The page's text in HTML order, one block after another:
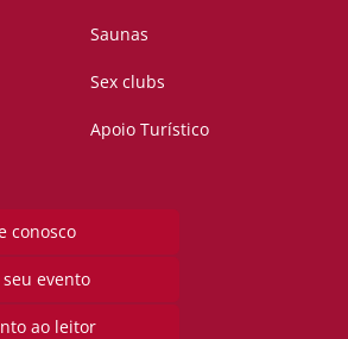
Saunas
Sex clubs
Apoio Turístico
conosco
evento
ao leitor